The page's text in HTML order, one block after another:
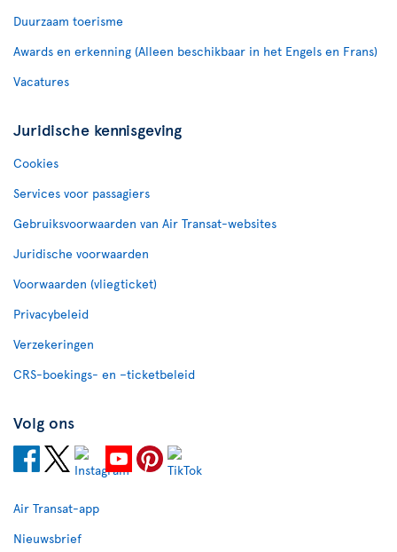
Duurzaam toerisme
Awards en erkenning (Alleen beschikbaar in het Engels en Frans)
Vacatures
Juridische kennisgeving
Cookies
Services voor passagiers
Gebruiksvoorwaarden van Air Transat-websites
Juridische voorwaarden
Voorwaarden (vliegticket)
Privacybeleid
Verzekeringen
CRS-boekings- en –ticketbeleid
Volg ons
Air Transat-app
Nieuwsbrief